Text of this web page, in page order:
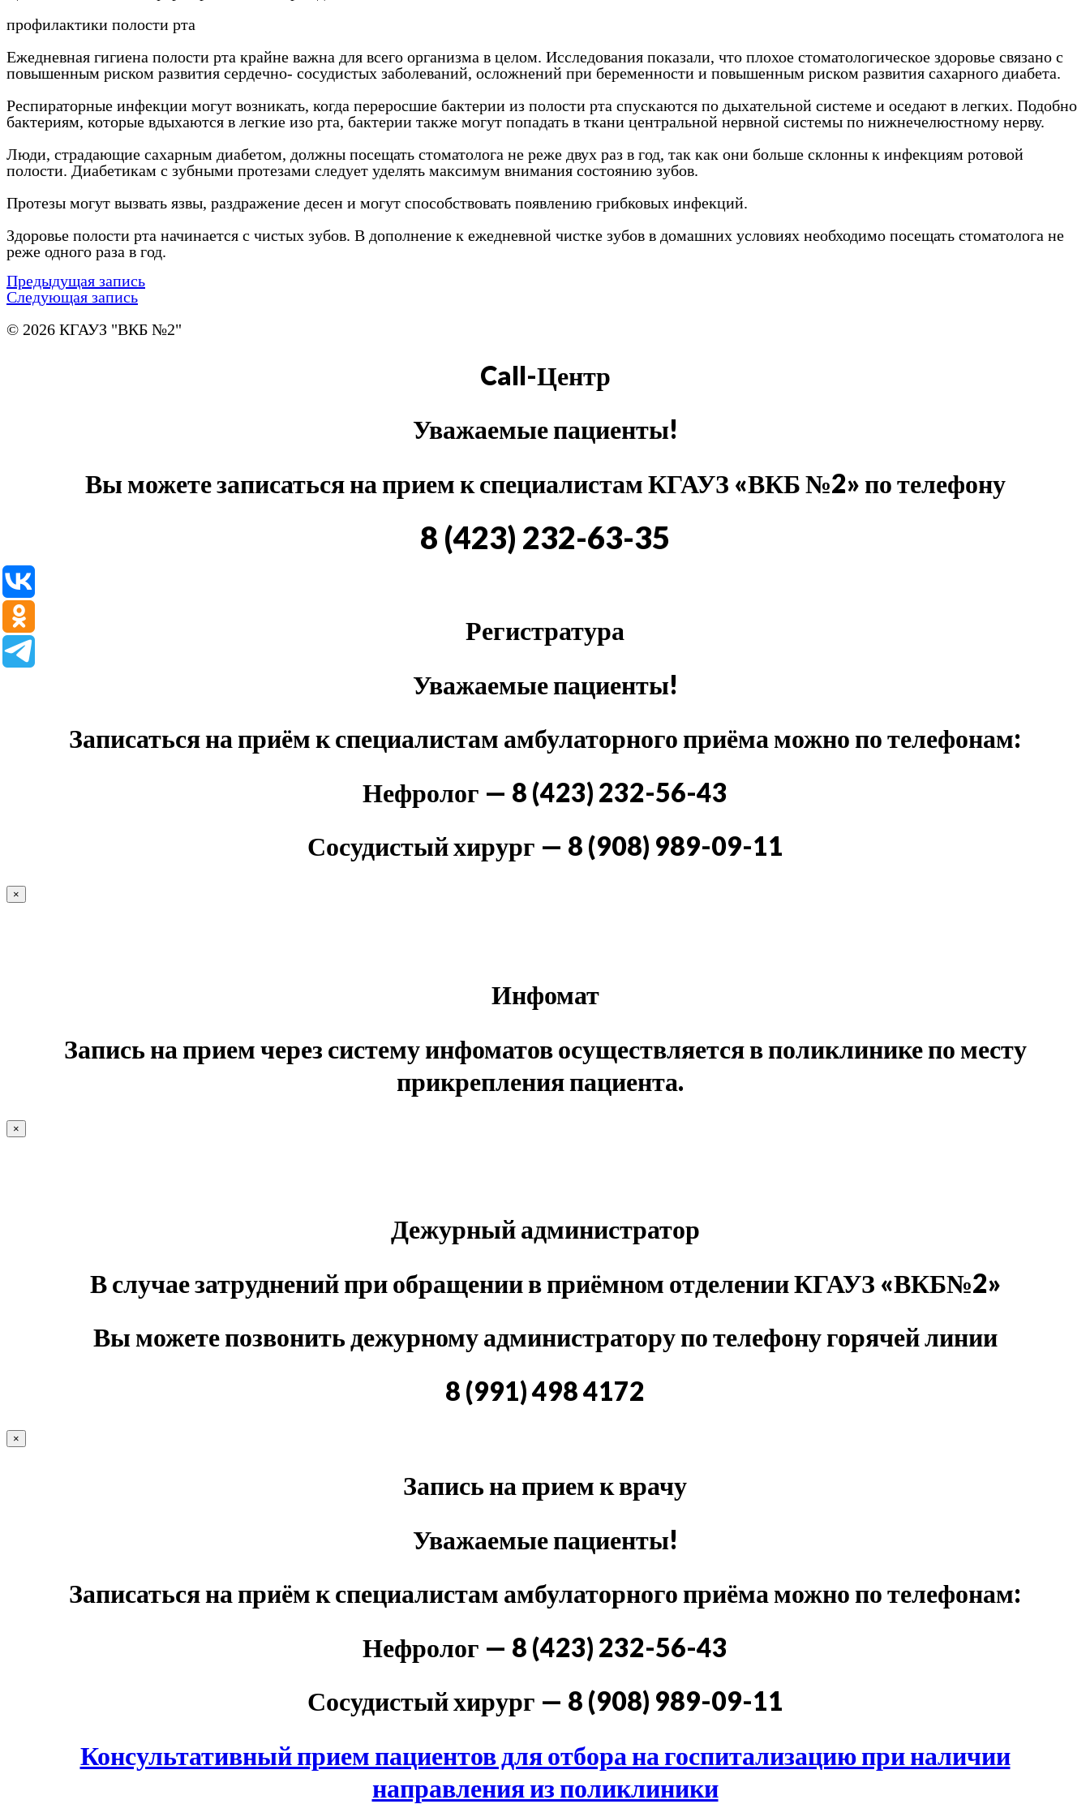
профилактики полости рта
Ежедневная гигиена полости рта крайне важна для всего организма в целом. Исследования показали, что плохое стоматологическое здоровье связано с
повышенным риском развития сердечно- сосудистых заболеваний, осложнений при беременности и повышенным риском развития сахарного диабета.
Респираторные инфекции могут возникать, когда переросшие бактерии из полости рта спускаются по дыхательной системе и оседают в легких. Подобно
бактериям, которые вдыхаются в легкие изо рта, бактерии также могут попадать в ткани центральной нервной системы по нижнечелюстному нерву.
Люди, страдающие сахарным диабетом, должны посещать стоматолога не реже двух раз в год, так как они больше склонны к инфекциям ротовой
полости. Диабетикам с зубными протезами следует уделять максимум внимания состоянию зубов.
Протезы могут вызвать язвы, раздражение десен и могут способствовать появлению грибковых инфекций.
Здоровье полости рта начинается с чистых зубов. В дополнение к ежедневной чистке зубов в домашних условиях необходимо посещать стоматолога не
реже одного раза в год.
Предыдущая запись
Следующая запись
© 2026 КГАУЗ "ВКБ №2"
Call-Центр
Уважаемые пациенты!
Вы можете записаться на прием к специалистам КГАУЗ «ВКБ №2» по телефону
8 (423) 232-63-35
×
Регистратура
Уважаемые пациенты!
Записаться на приём к специалистам амбулаторного приёма можно по телефонам:
Нефролог — 8 (423) 232-56-43
Сосудистый хирург — 8 (908) 989-09-11
×
Инфомат
Запись на прием через систему инфоматов осуществляется в поликлинике по месту
прикрепления пациента.
×
Дежурный администратор
В случае затруднений при обращении в приёмном отделении КГАУЗ «ВКБ№2»
Вы можете позвонить дежурному администратору по телефону горячей линии
8 (991) 498 4172
×
Запись на прием к врачу
Уважаемые пациенты!
Записаться на приём к специалистам амбулаторного приёма можно по телефонам:
Нефролог — 8 (423) 232-56-43
Сосудистый хирург — 8 (908) 989-09-11
Консультативный прием пациентов для отбора на госпитализацию при наличии
направления из поликлиники